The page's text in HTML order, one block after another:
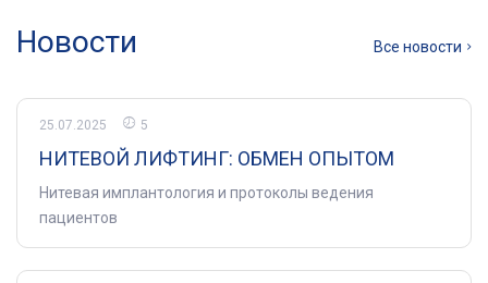
Новости Все новости
25.07.2025 5
НИТЕВОЙ ЛИФТИНГ: ОБМЕН ОПЫТОМ
Нитевая имплантология и протоколы ведения
пациентов